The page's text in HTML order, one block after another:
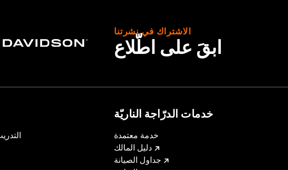
engine covers may require purchase of new gaskets. See dealer
الاشتراك في نشرتنا
ابقَ على اطّلاع
خدمات الدرّاجة الناريّة
خدمة معتمدة
دليل المالك
جداول الصيانة